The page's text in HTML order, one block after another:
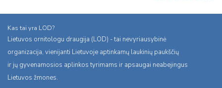
Kas tai yra LOD?
Lietuvos ornitologu draugija (LOD) - tai nevyriausybinė
organizacija, vienijanti Lietuvoje aptinkamų laukinių paukščių
ir jų gyvenamosios aplinkos tyrimams ir apsaugai neabejingus
Lietuvos žmones.